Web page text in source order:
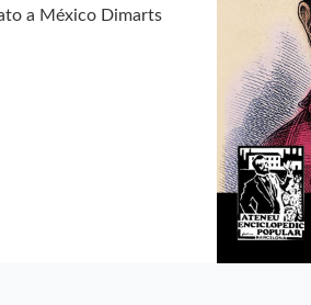
a México Dimarts